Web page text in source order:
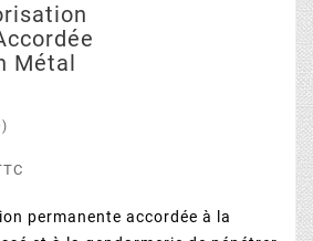
Métal
permanente accordée à la